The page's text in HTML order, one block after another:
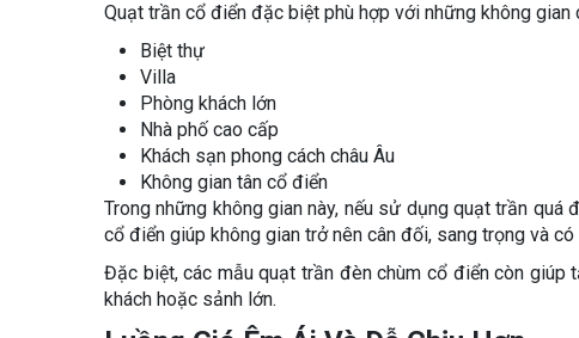
Quạt trần cổ điển đặc biệt phù hợp với những không
Biệt thự
Villa
Phòng khách lớn
Nhà phố cao cấp
Khách sạn phong cách châu Âu
Không gian tân cổ điển
Trong những không gian này, nếu sử dụng quạt trần
cổ điển giúp không gian trở nên cân đối, sang trọng và có
Đặc biệt, các mẫu quạt trần đèn chùm cổ điển còn giúp
khách hoặc sảnh lớn.